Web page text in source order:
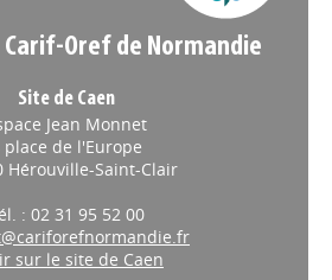
Oref de Normandie
Site de Caen
Jean Monnet
place de l'Europe
Hérouville-Saint-Clair
: 02 31 95 52 00
sur le site de Caen